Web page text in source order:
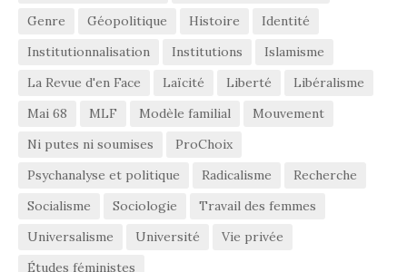
Genre
Géopolitique Histoire
Identité
Institutionnalisation
Institutions
Islamisme
La Revue d'en Face
Laïcité Liberté
Libéralisme
Mai 68
MLF Modèle familial
Mouvement
Ni putes ni soumises
ProChoix
Psychanalyse et politique
Radicalisme
Recherche
Socialisme
Sociologie
Travail des femmes
Universalisme
Université
Vie privée
Études féministes